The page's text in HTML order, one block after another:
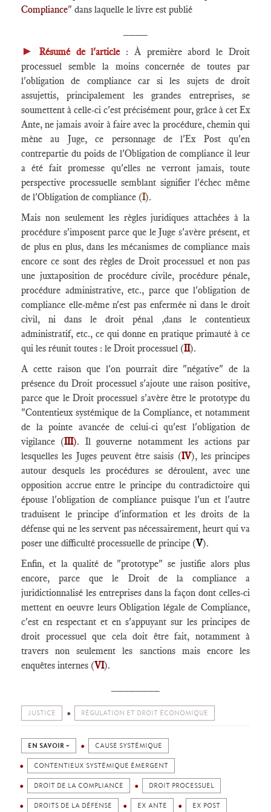
Compliance" dans laquelle le livre est publié
► Résumé de l'article: À première abord le Droit
processuel semble la moins concernée de toutes par
l'obligation de compliance car si les sujets de droit
assujettis, principalement les grandes entreprises, se
soumettent à celle-ci c'est précisément pour, grâce à cet Ex
Ante, ne jamais avoir à faire avec la procédure, chemin qui
mène au Juge, ce personnage de l'Ex Post qu'en
contrepartie du poids de l'Obligation de compliance il leur
a été fait promesse qu'elles ne verront jamais, toute
perspective processuelle semblant signifier l'échec même
de l'Obligation de compliance (I).
Mais non seulement les règles juridiques attachées à la
procédure s'imposent parce que le Juge s'avère présent, et
de plus en plus, dans les mécanismes de compliance mais
encore ce sont des règles de Droit processuel et non pas
une juxtaposition de procédure civile, procédure pénale,
procédure administrative, etc., parce que l'obligation de
compliance elle-même n'est pas enfermée ni dans le droit
civil, ni dans le droit pénal ,dans le contentieux
administratif, etc., ce qui donne en pratique primauté à ce
qui les réunit toutes : le Droit processuel (II).
A cette raison que l'on pourrait dire "négative" de la
présence du Droit processuel s'ajoute une raison positive,
parce que le Droit processuel s'avère être le prototype du
"Contentieux systémique de la Compliance, et notamment
de la pointe avancée de celui-ci qu'est l'obligation de
vigilance (III). Il gouverne notamment les actions par
lesquelles les Juges peuvent être saisis (IV), les principes
autour desquels les procédures se déroulent, avec une
opposition accrue entre le principe du contradictoire qui
épouse l'obligation de compliance puisque l'un et l'autre
traduisent le principe d'information et les droits de la
défense qui ne les servent pas nécessairement, heurt qui va
poser une difficulté processuelle de principe (V).
Enfin, et la qualité de "prototype" se justifie alors plus
encore, parce que le Droit de la compliance a
juridictionnalisé les entreprises dans la façon dont celles-ci
mettent en oeuvre leurs Obligation légale de Compliance,
c'est en respectant et en s'appuyant sur les principes de
droit processuel que cela doit être fait, notamment à
travers non seulement les sanctions mais encore les
enquêtes internes (VI).
JUSTICE RÉGULATION ET DROIT ÉCONOMIQUE
EN SAVOIR + CAUSE SYSTÉMIQUE
CONTENTIEUX SYSTÉMIQUE ÉMERGENT
DROIT DE LA COMPLIANCE DROIT PROCESSUEL
DROITS DE LA DÉFENSE EX ANTE EX POST